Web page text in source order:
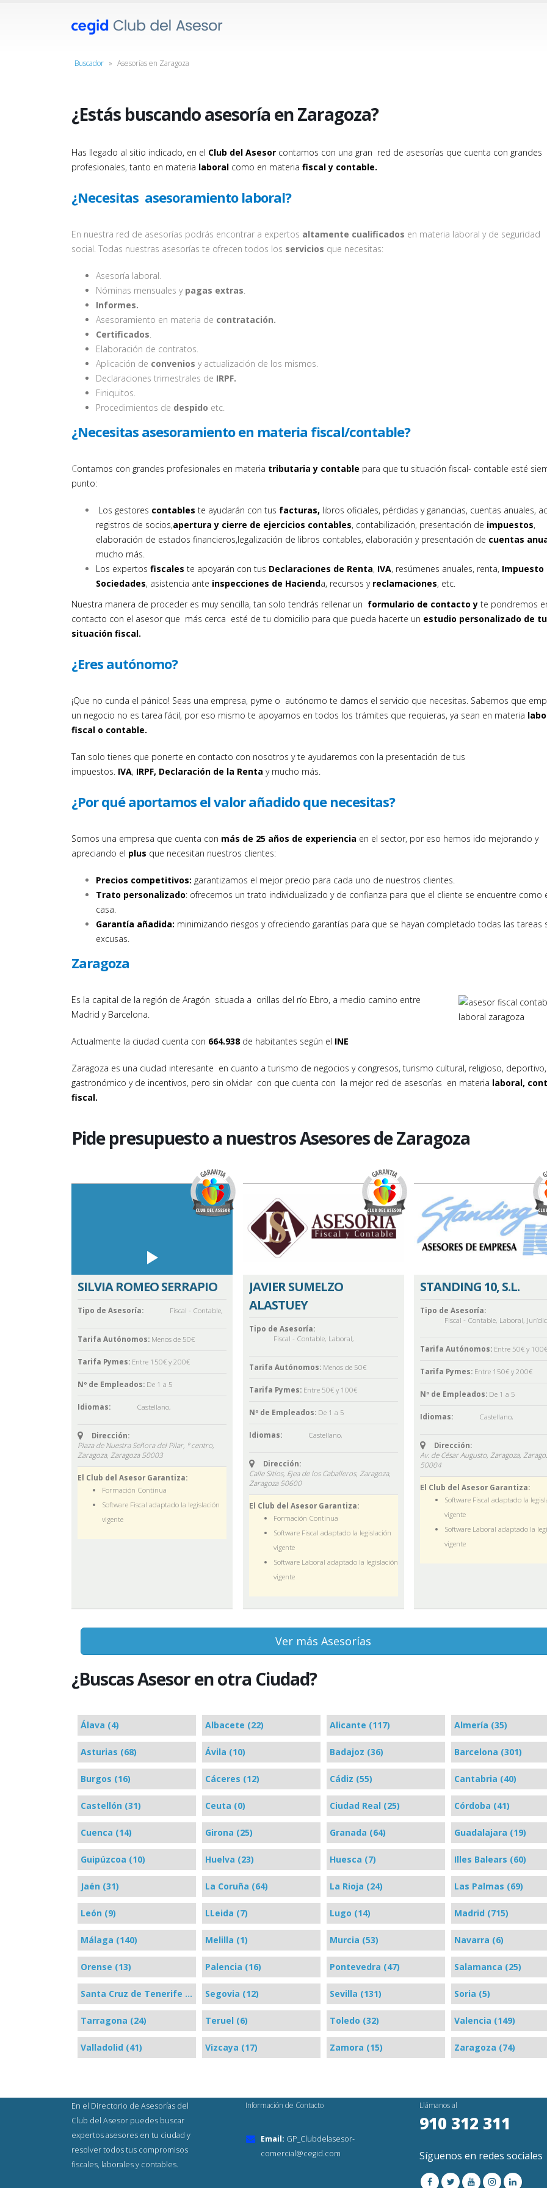
Buscador » Asesorías en Zaragoza
¿Estás buscando asesoría en Zaragoza?
Has llegado al sitio indicado, en el Club del Asesor contamos con una gran red de asesorías que cuenta con grandes
profesionales, tanto en materia laboral como en materia fiscal y contable.
¿Necesitas asesoramiento laboral?
En nuestra red de asesorías podrás encontrar a expertos altamente cualificados en materia laboral y de seguridad
social. Todas nuestras asesorías te ofrecen todos los servicios que necesitas:
Asesoría laboral.
Nóminas mensuales y pagas extras.
Informes.
Asesoramiento en materia de contratación.
Certificados.
Elaboración de contratos.
Aplicación de convenios y actualización de los mismos.
Declaraciones trimestrales de IRPF.
Finiquitos.
Procedimientos de despido etc.
¿Necesitas asesoramiento en materia fiscal/contable?
Contamos con grandes profesionales en materia tributaria y contable para que tu situación fiscal- contable esté
punto:
Los gestores contables te ayudarán con tus facturas, libros oficiales, pérdidas y ganancias, cuentas anuales,
registros de socios,apertura y cierre de ejercicios contables, contabilización, presentación de impuestos,
elaboración de estados financieros,legalización de libros contables, elaboración y presentación de cuentas
mucho más.
Los expertos fiscales te apoyarán con tus Declaraciones de Renta, IVA, resúmenes anuales, renta, Impuesto
Sociedades, asistencia ante inspecciones de Hacienda, recursos y reclamaciones, etc.
Nuestra manera de proceder es muy sencilla, tan solo tendrás rellenar un formulario de contacto y te pondremos
contacto con el asesor que más cerca esté de tu domicilio para que pueda hacerte un estudio personalizado de tu
situación fiscal.
¿Eres autónomo?
¡Que no cunda el pánico! Seas una empresa, pyme o autónomo te damos el servicio que necesitas. Sabemos que
un negocio no es tarea fácil, por eso mismo te apoyamos en todos los trámites que requieras, ya sean en materia
fiscal o contable.
Tan solo tienes que ponerte en contacto con nosotros y te ayudaremos con la presentación de tus
impuestos. IVA, IRPF, Declaración de la Renta y mucho más.
¿Por qué aportamos el valor añadido que necesitas?
Somos una empresa que cuenta con más de 25 años de experiencia en el sector, por eso hemos ido mejorando y
apreciando el plus que necesitan nuestros clientes:
Precios competitivos: garantizamos el mejor precio para cada uno de nuestros clientes.
Trato personalizado: ofrecemos un trato individualizado y de confianza para que el cliente se encuentre como
casa.
Garantía añadida: minimizando riesgos y ofreciendo garantías para que se hayan completado todas las tareas
excusas.
Zaragoza
Es la capital de la región de Aragón situada a orillas del río Ebro, a medio camino entre
Madrid y Barcelona.
Actualmente la ciudad cuenta con 664.938 de habitantes según el INE
Zaragoza es una ciudad interesante en cuanto a turismo de negocios y congresos, turismo cultural, religioso, deportivo,
gastronómico y de incentivos, pero sin olvidar con que cuenta con la mejor red de asesorías en materia laboral,
fiscal.
Pide presupuesto a nuestros Asesores de Zaragoza
SILVIA ROMEO SERRAPIO
Tipo de Asesoría: Fiscal - Contable,
Tarifa Autónomos: Menos de 50€
Tarifa Pymes: Entre 150€ y 200€
Nº de Empleados: De 1 a 5
Idiomas: Castellano,
Dirección:
Plaza de Nuestra Señora del Pilar, º centro,
Zaragoza, Zaragoza 50003
El Club del Asesor Garantiza:
Formación Continua
Software Fiscal adaptado la legislación
vigente
JAVIER SUMELZO
ALASTUEY
Tipo de Asesoría:
Fiscal - Contable, Laboral,
Tarifa Autónomos: Menos de 50€
Tarifa Pymes: Entre 50€ y 100€
Nº de Empleados: De 1 a 5
Idiomas: Castellano,
Dirección:
Calle Sitios, Ejea de los Caballeros, Zaragoza,
Zaragoza 50600
El Club del Asesor Garantiza:
Formación Continua
Software Fiscal adaptado la legislación
vigente
Software Laboral adaptado la legislación
vigente
STANDING 10, S.L.
Tipo de Asesoría:
Fiscal - Contable, Laboral,
Tarifa Autónomos: Entre 50€ y 100€
Tarifa Pymes: Entre 150€ y 200€
Nº de Empleados: De 1 a 5
Idiomas: Castellano,
Dirección:
Av. de César Augusto, Zaragoza,
50004
El Club del Asesor Garantiza:
Software Fiscal adaptado la
vigente
Software Laboral adaptado la
vigente
Ver más Asesorías
¿Buscas Asesor en otra Ciudad?
Álava (4) Albacete (22) Alicante (117) Almería (35)
Asturias (68) Ávila (10) Badajoz (36) Barcelona (301)
Burgos (16) Cáceres (12) Cádiz (55) Cantabria (40)
Castellón (31) Ceuta (0) Ciudad Real (25) Córdoba (41)
Cuenca (14) Girona (25) Granada (64) Guadalajara (19)
Guipúzcoa (10) Huelva (23) Huesca (7) Illes Balears (60)
Jaén (31) La Coruña (64) La Rioja (24) Las Palmas (69)
León (9) LLeida (7) Lugo (14) Madrid (715)
Málaga (140) Melilla (1) Murcia (53) Navarra (6)
Orense (13) Palencia (16) Pontevedra (47) Salamanca (25)
Santa Cruz de Tenerife (70) Segovia (12) Sevilla (131) Soria (5)
Tarragona (24) Teruel (6) Toledo (32) Valencia (149)
Valladolid (41) Vizcaya (17) Zamora (15) Zaragoza (74)
En el Directorio de Asesorías del
Club del Asesor puedes buscar
expertos asesores en tu ciudad y
resolver todos tus compromisos
fiscales, laborales y contables.
Información de Contacto
Email: GP_Clubdelasesor-
comercial@cegid.com
Llámanos al
910 312 311
Síguenos en redes sociales